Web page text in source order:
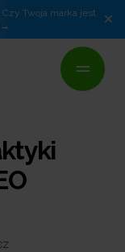
Twoja marka jest
×